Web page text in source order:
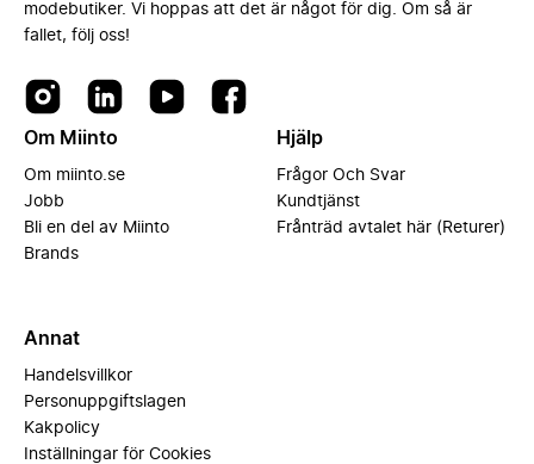
modebutiker. Vi hoppas att det är något för dig. Om så är
fallet, följ oss!
Om Miinto
Om miinto.se
Jobb
Bli en del av Miinto
Brands
Hjälp
Frågor Och Svar
Kundtjänst
Frånträd avtalet här (Returer)
Annat
Handelsvillkor
Personuppgiftslagen
Kakpolicy
Inställningar för Cookies